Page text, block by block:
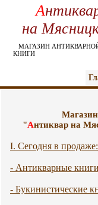
А
на
МАГАЗИН
КНИГИ
Магазин
"Антиквар на
I. Сегодня в продаже:
- Антикварные книги
- Букинистические